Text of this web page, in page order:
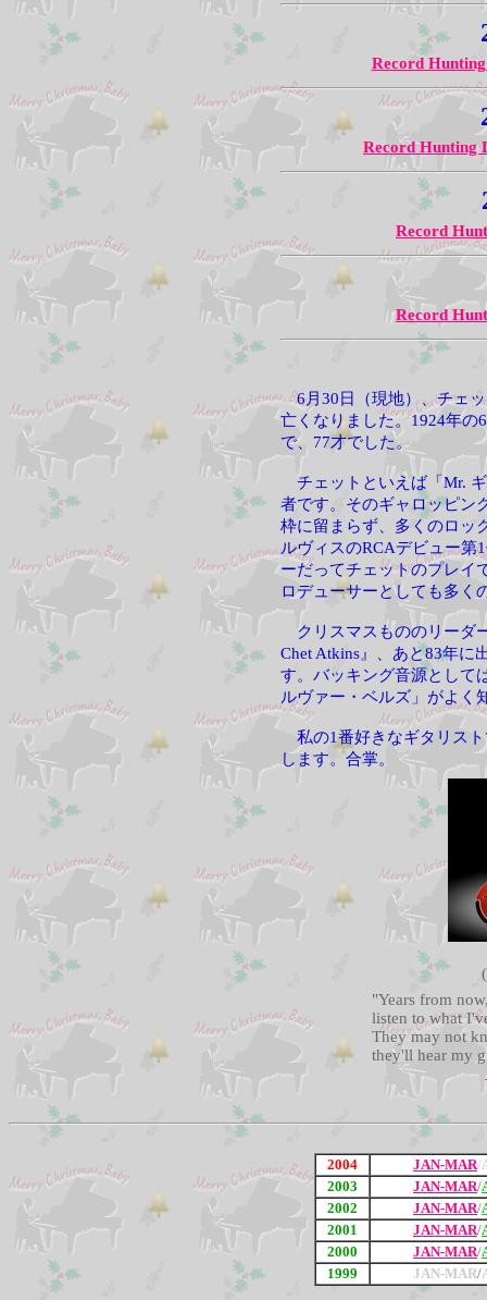
Record
Record Hunting
Record
Record
6月30日（現地）、チェッ
亡くなりました。1924年の
で、77才でした。
チェットといえば「Mr.
者です。そのギャロッピン
枠に留まらず、多くのロッ
ルヴィスのRCAデビュー第
ーだってチェットのプレイ
ロデューサーとしても多く
クリスマスもののリーダ
Chet Atkins』、あと83年に
す。バッキング音源として
ルヴァー・ベルズ」がよく
私の1番好きなギタリス
します。合掌。
"Years from
listen to what
They may not
they'll hear my
2004 JAN-MAR/
2003
JAN-MAR/
2002
JAN-MAR/
2001
JAN-MAR/
2000
JAN-MAR/
1999
JAN-MAR/